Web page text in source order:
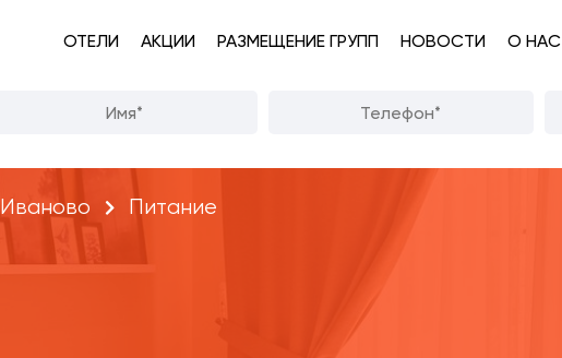
ОТЕЛИ АКЦИИ РАЗМЕЩЕНИЕ ГРУПП НОВОСТИ О НАС
Иваново Питание